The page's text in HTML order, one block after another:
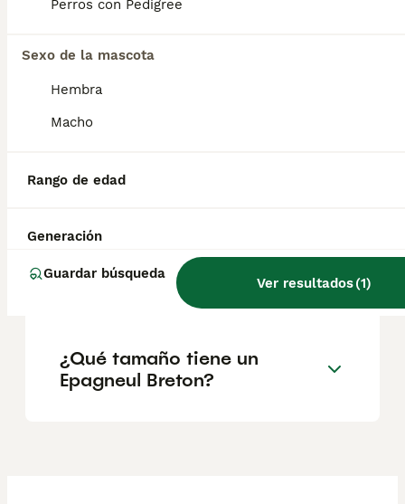
Perros con Pedigree
Sexo de la mascota
Hembra
Macho
Rango de edad
Generación
Guardar búsqueda
Ver resultados(1)
¿Cómo es el carácter de
Epagneul Breton?
desventajas de la raza
¿Cuál es la esperanza de
vida de un Epagneul Breton?
¿Qué tamaño tiene un
Epagneul Breton?